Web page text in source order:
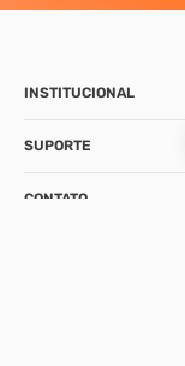
INSTITUCIONAL
SUPORTE
CONTATO